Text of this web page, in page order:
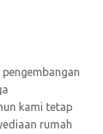
kami tetap
rumah